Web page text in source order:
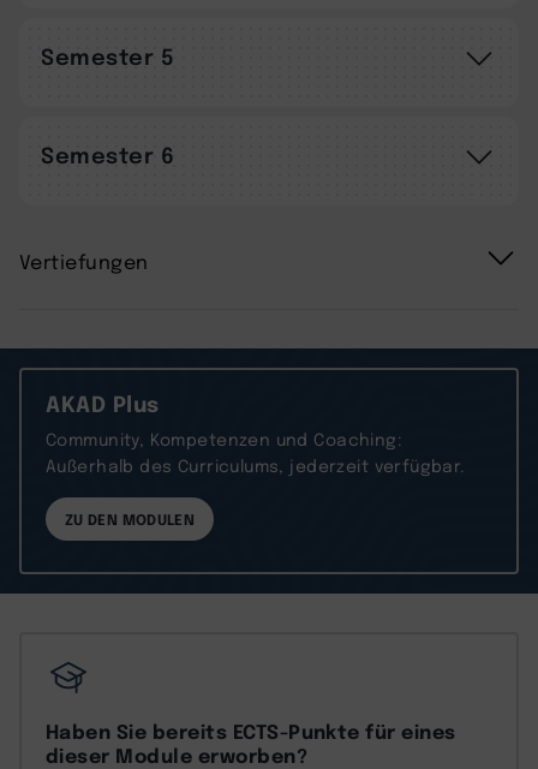
Semester 5
Semester 6
Vertiefungen
AKAD Plus
Community, Kompetenzen und Coaching:
Außerhalb des Curriculums, jederzeit verfügbar.
ZU DEN MODULEN
Haben Sie bereits ECTS-Punkte für eines
dieser Module erworben?